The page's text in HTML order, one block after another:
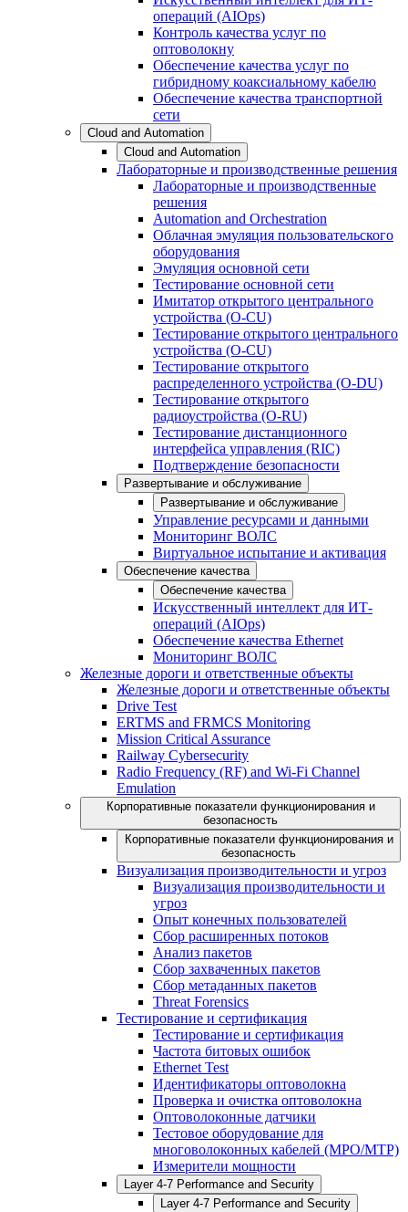
операций (AIOps)
Контроль качества услуг по
оптоволокну
Обеспечение качества услуг по
гибридному коаксиальному кабелю
Обеспечение качества транспортной
сети
Cloud and Automation
Cloud and Automation
Лабораторные и производственные решения
Лабораторные и производственные
решения
Automation and Orchestration
Облачная эмуляция пользовательского
оборудования
Эмуляция основной сети
Тестирование основной сети
Имитатор открытого центрального
устройства (O-CU)
Тестирование открытого центрального
устройства (O-CU)
Тестирование открытого
распределенного устройства (O-DU)
Тестирование открытого
радиоустройства (O-RU)
Тестирование дистанционного
интерфейса управления (RIC)
Подтверждение безопасности
Развертывание и обслуживание
Развертывание и обслуживание
Управление ресурсами и данными
Мониторинг ВОЛС
Виртуальное испытание и активация
Обеспечение качества
Обеспечение качества
Искусственный интеллект для ИТ-
операций (AIOps)
Обеспечение качества Ethernet
Мониторинг ВОЛС
Железные дороги и ответственные объекты
Железные дороги и ответственные объекты
Drive Test
ERTMS and FRMCS Monitoring
Mission Critical Assurance
Railway Cybersecurity
Radio Frequency (RF) and Wi-Fi Channel
Emulation
Корпоративные показатели функционирования и
безопасность
Корпоративные показатели функционирования и
безопасность
Визуализация производительности и угроз
Визуализация производительности и
угроз
Опыт конечных пользователей
Сбор расширенных потоков
Анализ пакетов
Сбор захваченных пакетов
Сбор метаданных пакетов
Threat Forensics
Тестирование и сертификация
Тестирование и сертификация
Частота битовых ошибок
Ethernet Test
Идентификаторы оптоволокна
Проверка и очистка оптоволокна
Оптоволоконные датчики
Тестовое оборудование для
многоволоконных кабелей (MPO/MTP)
Измерители мощности
Layer 4-7 Performance and Security
Layer 4-7 Performance and Security